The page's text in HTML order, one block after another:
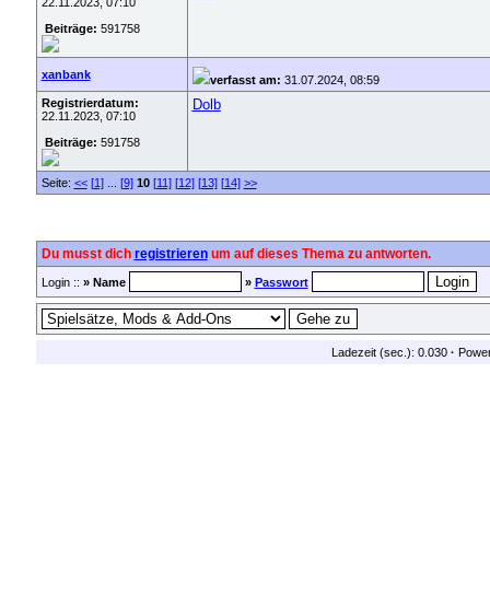
Beiträge: 591758
xanbank verfasst am: 31.07.2024, 08:59
Registrierdatum:
22.11.2023, 07:10
Beiträge: 591758
Dolb
Seite: << [1]... [9] 10 [11] [12] [13] [14] >>
Du musst dich registrierenum auf dieses Thema zu antworten.
Login :: » Name » Passwort
Ladezeit (sec.): 0.030 ·